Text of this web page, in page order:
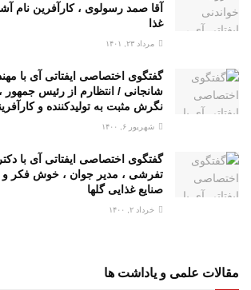
آقا صمد رسولوی ، کارآفرین نام
غذا
مرداد ۲۳, ۱۴۰۱
گفتگوی اختصاصی ایفتاتی آی با
شانجانی / انتظارم از رئیس
نگرش مثبت به تولیدکننده و
شهریور ۶, ۱۴۰۰
گفتگوی اختصاصی ایفتاتی آی با
تفرشی ، مدیر جوان ، خوش فکر و
صنایع غذایی گلها
خرداد ۲, ۱۴۰۰
مقالات علمی و یاداشت ها